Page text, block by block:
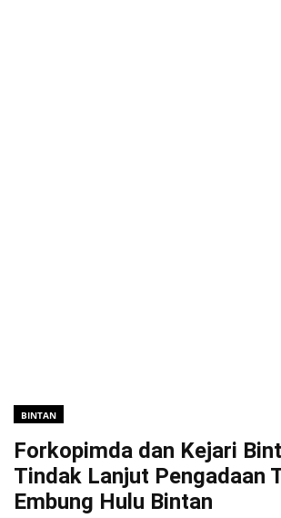
BINTAN
Forkopimda dan Kejari
Tindak Lanjut Pengadaan
Embung Hulu Bintan